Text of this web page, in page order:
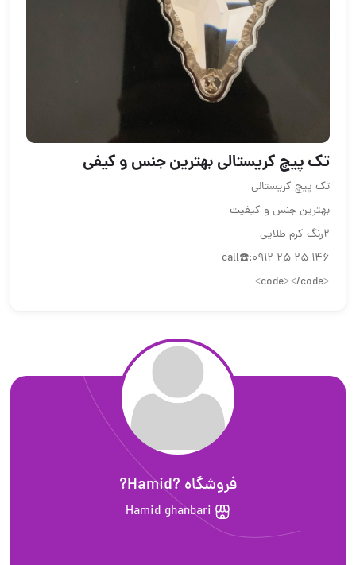
تک پیچ کریستالی بهترین جنس و کیفی
تک پیچ کریستالی
بهترین جنس و کیفیت
۲رنگ کرم طلایی
call☎️:0912 25 25 146
<code></code>
فروشگاه ?Hamid?
Hamid ghanbari